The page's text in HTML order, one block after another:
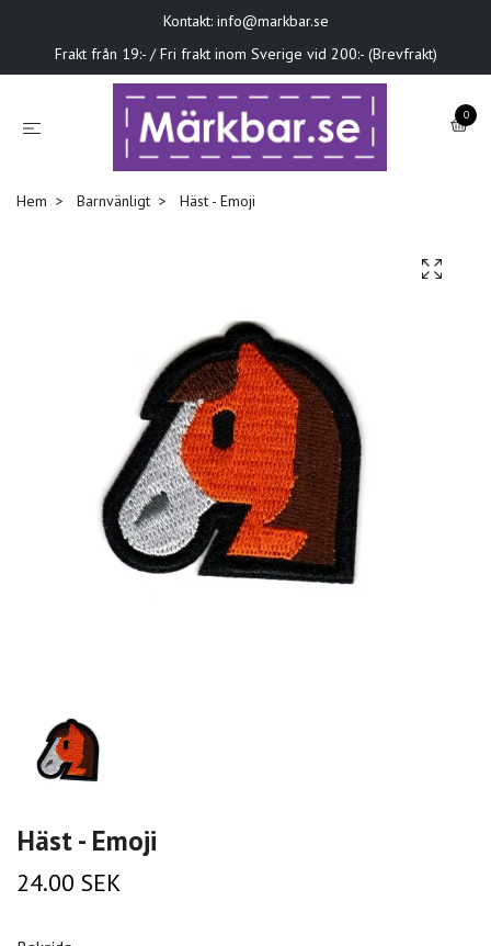
Kontakt: info@markbar.se
Frakt från 19:- / Fri frakt inom Sverige vid 200:- (Brevfrakt)
0
Hem Barnvänligt Häst - Emoji
Häst - Emoji
24.00 SEK